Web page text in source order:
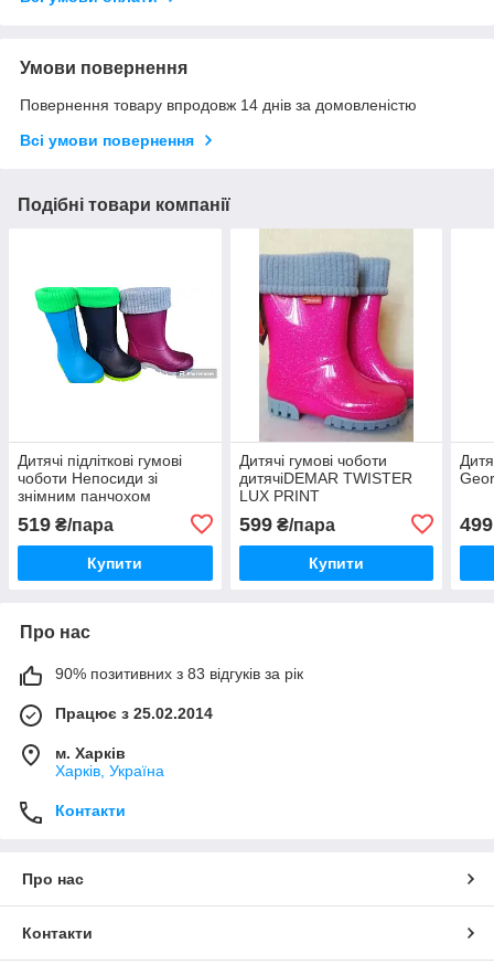
Умови повернення
Повернення товару впродовж 14 днів за домовленістю
Всі умови повернення
Подібні товари компанії
Дитячі підліткові гумові
чоботи Непосиди зі
знімним панчохом
519 ₴/пара
Купити
Дитячі гумові чоботи
дитячіDEMAR TWISTER
LUX PRINT
глянець
599₴/пара
Купити
499
Про нас
90% позитивних з 83 відгуків за рік
Працює з 25.02.2014
м. Харків
Харків, Україна
Контакти
Про нас
Контакти